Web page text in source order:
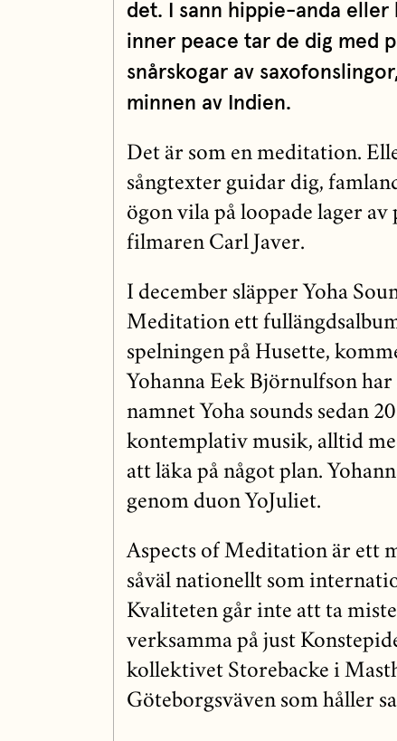
det. I sann hippie-anda
inner peace tar de dig med
snårskogar av
minnen av Indien.
Det är som en meditation.
sångtexter guidar dig,
ögon vila på loopade lager
filmaren Carl Javer.
I december släpper Yoha
Meditation ett
spelningen på Husette,
Yohanna Eek Björnulfson
namnet Yoha sounds sedan
kontemplativ musik, alltid
att läka på något plan.
genom duon YoJuliet.
Aspects of Meditation är ett
såväl nationellt som
Kvaliteten går inte att ta
verksamma på just
kollektivet Storebacke i
Göteborgsväven som håller